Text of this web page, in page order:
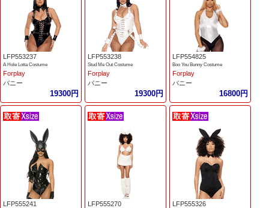
LFP553237
A Hole Lotta Costume
Forplay
バニー
19300円
LFP553238
Stud Me Out Costume
Forplay
バニー
19300円
LFP554825
Boo You Bunny Costume
Forplay
バニー
16800円
LFP555241 LFP555270 LFP555326